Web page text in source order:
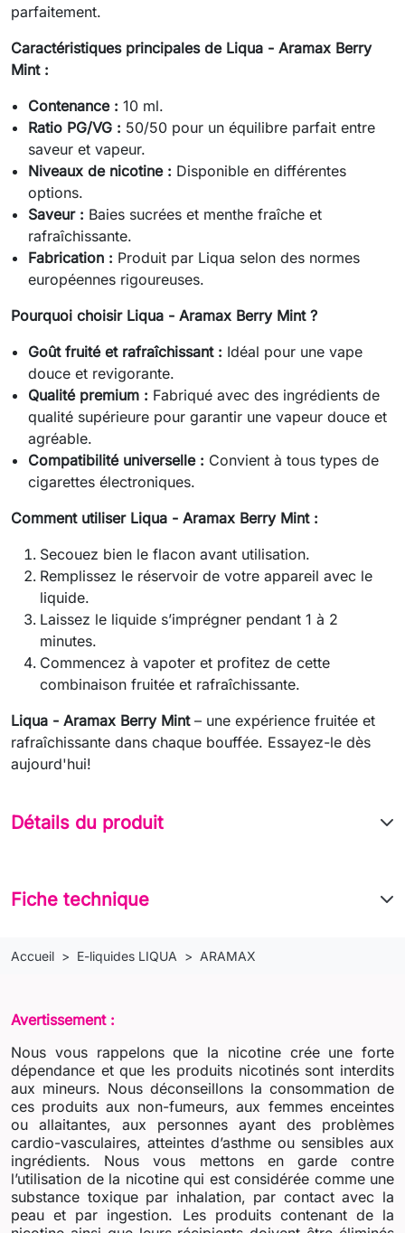
parfaitement.
Caractéristiques principales de Liqua - Aramax Berry
Mint :
Contenance : 10 ml.
Ratio PG/VG : 50/50 pour un équilibre parfait entre
saveur et vapeur.
Niveaux de nicotine : Disponible en différentes
options.
Saveur : Baies sucrées et menthe fraîche et
rafraîchissante.
Fabrication : Produit par Liqua selon des normes
européennes rigoureuses.
Pourquoi choisir Liqua - Aramax Berry Mint ?
Goût fruité et rafraîchissant : Idéal pour une vape
douce et revigorante.
Qualité premium : Fabriqué avec des ingrédients de
qualité supérieure pour garantir une vapeur douce et
agréable.
Compatibilité universelle : Convient à tous types de
cigarettes électroniques.
Comment utiliser Liqua - Aramax Berry Mint :
Secouez bien le flacon avant utilisation.
Remplissez le réservoir de votre appareil avec le
liquide.
Laissez le liquide s’imprégner pendant 1 à 2
minutes.
Commencez à vapoter et profitez de cette
combinaison fruitée et rafraîchissante.
Liqua - Aramax Berry Mint– une expérience fruitée et
rafraîchissante dans chaque bouffée. Essayez-le dès
aujourd'hui!
Détails du produit
Fiche technique
Accueil E-liquides LIQUA ARAMAX
Avertissement :
Nous vous rappelons que la nicotine crée une forte
dépendance et que les produits nicotinés sont interdits
aux mineurs. Nous déconseillons la consommation de
ces produits aux non-fumeurs, aux femmes enceintes
ou allaitantes, aux personnes ayant des problèmes
cardio-vasculaires, atteintes d’asthme ou sensibles aux
ingrédients. Nous vous mettons en garde contre
l’utilisation de la nicotine qui est considérée comme une
substance toxique par inhalation, par contact avec la
peau et par ingestion. Les produits contenant de la